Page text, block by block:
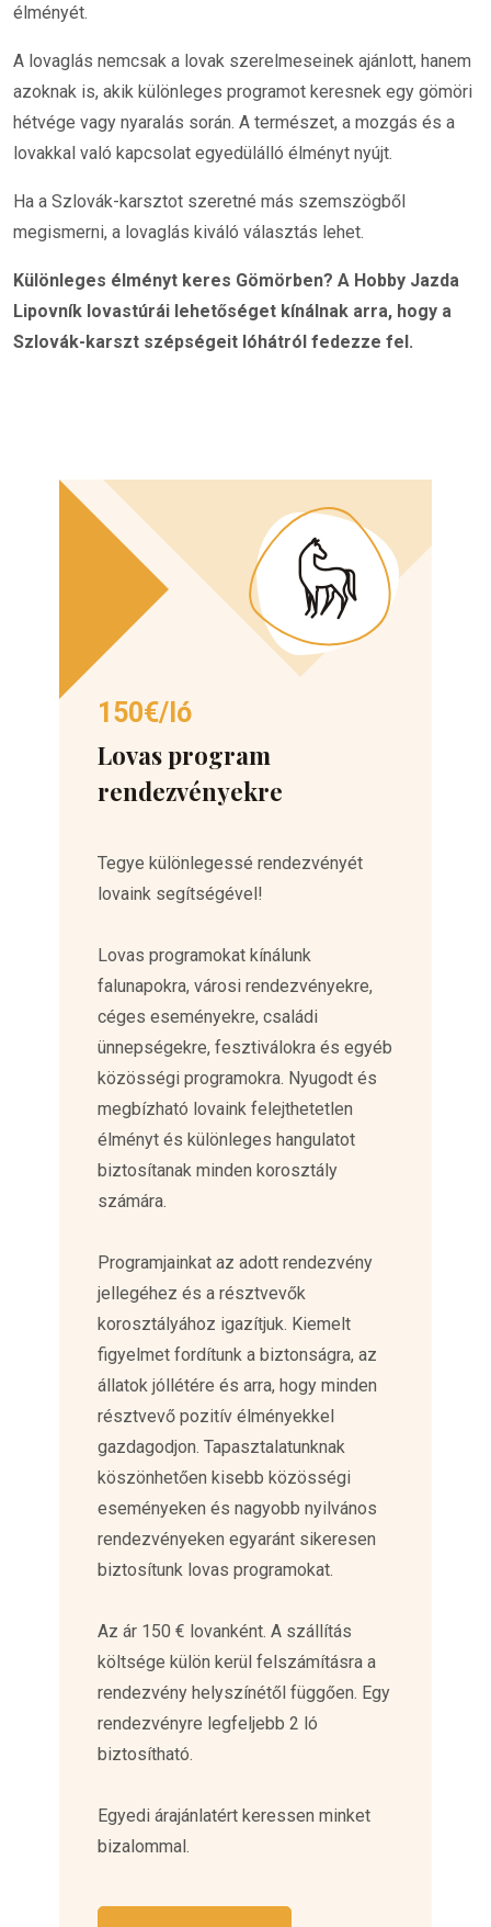
élményét.
A lovaglás nemcsak a lovak szerelmeseinek ajánlott, hanem
azoknak is, akik különleges programot keresnek egy gömöri
hétvége vagy nyaralás során. A természet, a mozgás és a
lovakkal való kapcsolat egyedülálló élményt nyújt.
Ha a Szlovák-karsztot szeretné más szemszögből
megismerni, a lovaglás kiváló választás lehet.
Különleges élményt keres Gömörben? A Hobby Jazda
Lipovník lovastúrái lehetőséget kínálnak arra, hogy a
Szlovák-karszt szépségeit lóhátról fedezze fel.
150€/ló
Lovas program
rendezvényekre
Tegye különlegessé rendezvényét
lovaink segítségével!
Lovas programokat kínálunk
falunapokra, városi rendezvényekre,
céges eseményekre, családi
ünnepségekre, fesztiválokra és egyéb
közösségi programokra. Nyugodt és
megbízható lovaink felejthetetlen
élményt és különleges hangulatot
biztosítanak minden korosztály
számára.
Programjainkat az adott rendezvény
jellegéhez és a résztvevők
korosztályához igazítjuk. Kiemelt
figyelmet fordítunk a biztonságra, az
állatok jóllétére és arra, hogy minden
résztvevő pozitív élményekkel
gazdagodjon. Tapasztalatunknak
köszönhetően kisebb közösségi
eseményeken és nagyobb nyilvános
rendezvényeken egyaránt sikeresen
biztosítunk lovas programokat.
Az ár 150 € lovanként. A szállítás
költsége külön kerül felszámításra a
rendezvény helyszínétől függően. Egy
rendezvényre legfeljebb 2 ló
biztosítható.
Egyedi árajánlatért keressen minket
bizalommal.